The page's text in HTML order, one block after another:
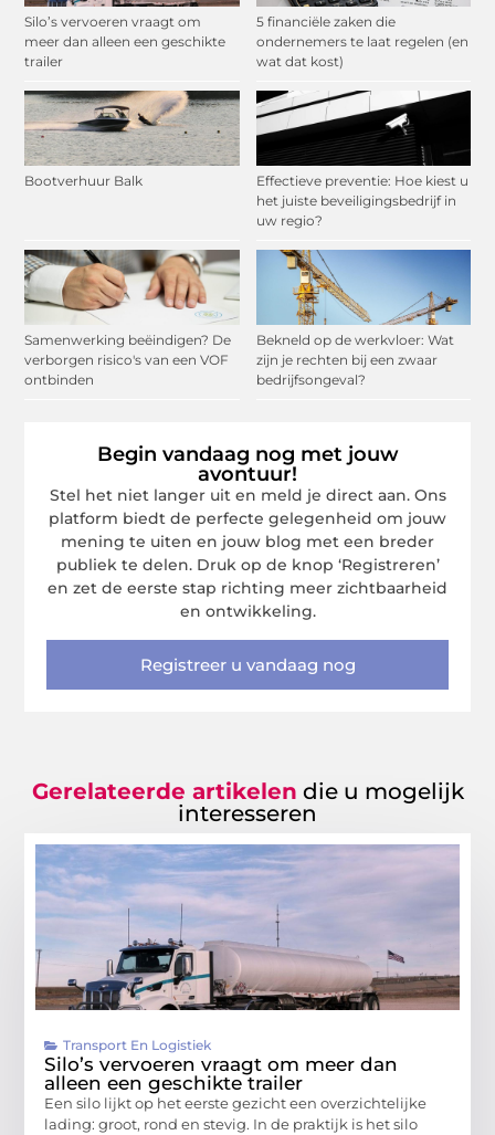
Silo’s vervoeren vraagt om
meer dan alleen een geschikte
trailer
5 financiële zaken die
ondernemers te laat regelen (en
wat dat kost)
Bootverhuur Balk
Effectieve preventie: Hoe kiest u
het juiste beveiligingsbedrijf in
uw regio?
Samenwerking beëindigen? De
verborgen risico's van een VOF
ontbinden
Bekneld op de werkvloer: Wat
zijn je rechten bij een zwaar
bedrijfsongeval?
Begin vandaag nog met jouw
avontuur!
Stel het niet langer uit en meld je direct aan. Ons
platform biedt de perfecte gelegenheid om jouw
mening te uiten en jouw blog met een breder
publiek te delen. Druk op de knop ‘Registreren’
en zet de eerste stap richting meer zichtbaarheid
en ontwikkeling.
Registreer u vandaag nog
Gerelateerde artikelen die u mogelijk
interesseren
Transport En Logistiek
Silo’s vervoeren vraagt om meer dan
alleen een geschikte trailer
Een silo lijkt op het eerste gezicht een overzichtelijke
lading: groot, rond en stevig. In de praktijk is het silo